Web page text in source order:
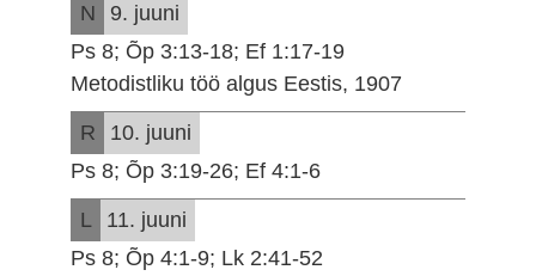
N
9. juuni
Ps 8; Õp 3:13-18; Ef 1:17-19
Metodistliku töö algus Eestis, 1907
R
10. juuni
Ps 8; Õp 3:19-26; Ef 4:1-6
L
11. juuni
Ps 8; Õp 4:1-9; Lk 2:41-52